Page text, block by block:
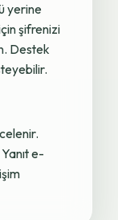
yerine
şifrenizi
Destek
e-